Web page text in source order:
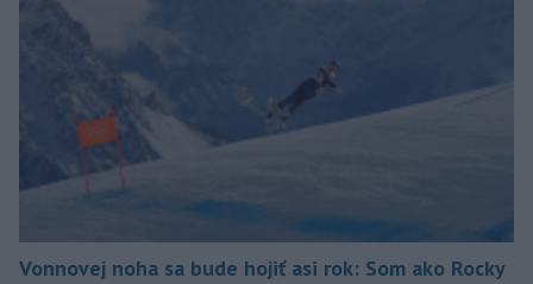
Vonnovej noha sa bude hojiť asi rok: Som ako Rocky